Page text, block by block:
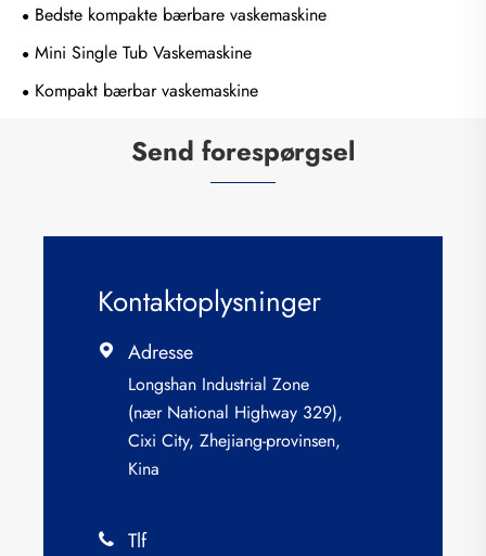
Bedste kompakte bærbare vaskemaskine
Mini Single Tub Vaskemaskine
Kompakt bærbar vaskemaskine
Send forespørgsel
Kontaktoplysninger
 Adresse
Longshan Industrial Zone
(nær National Highway 329),
Cixi City, Zhejiang-provinsen,
Kina
 Tlf